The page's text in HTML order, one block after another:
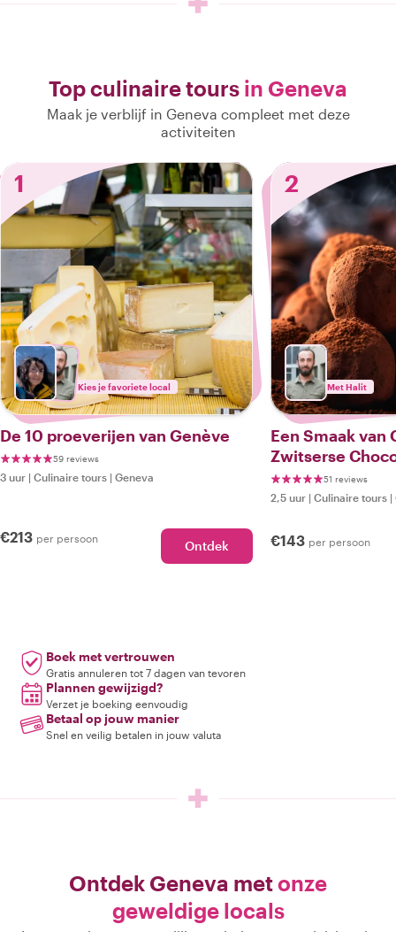
Top culinaire tours in Geneva
Maak je verblijf in Geneva compleet met deze
activiteiten
1
Kies je favoriete local
De 10 proeverijen van Genève
59 reviews
3 uur | Culinaire tours | Geneva
€213 per persoon Ontdek
2
Met Halit
Een Smaak van
Zwitserse
51 reviews
2,5 uur | Culinaire tours |
€143 per persoon
Boek met vertrouwen
Gratis annuleren tot 7 dagen van tevoren
Plannen gewijzigd?
Verzet je boeking eenvoudig
Betaal op jouw manier
Snel en veilig betalen in jouw valuta
Ontdek Geneva metonze
geweldige locals